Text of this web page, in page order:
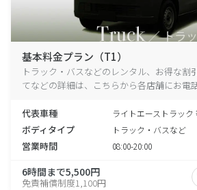
基本料金プラン（T1）
トラック・バスなどのレンタル、お得な割
てなどの詳細は、こちらから各店舗にお電
代表車種 ライトエーストラック
ボディタイプ トラック・バスなど
営業時間 08:00-20:00
6時間まで5,500円
免責補償制度1,100円